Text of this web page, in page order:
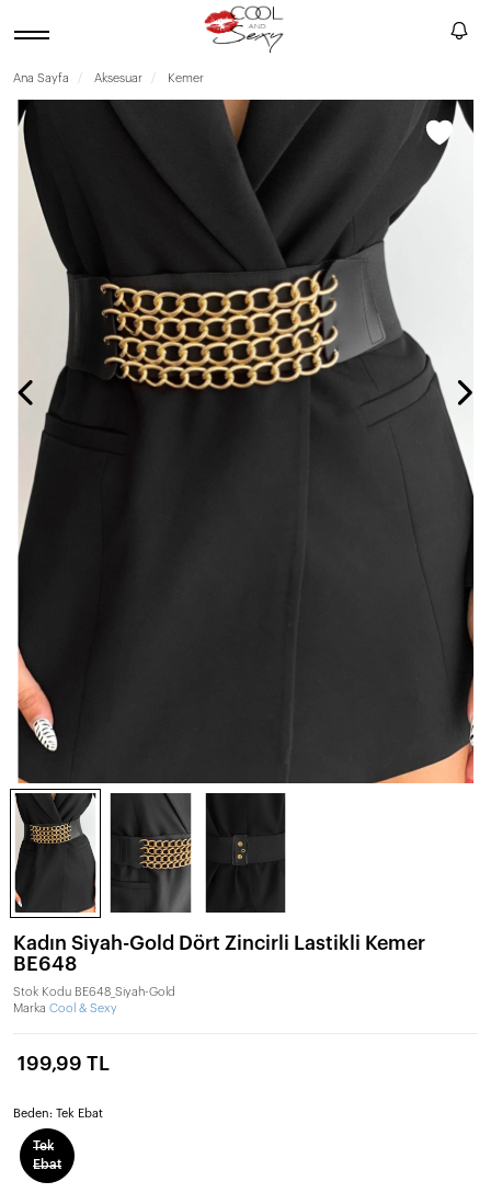
Ana Sayfa Aksesuar Kemer
Kadın Siyah-Gold Dört Zincirli Lastikli Kemer
BE648
Stok Kodu BE648_Siyah-Gold
Marka Cool & Sexy
199,99 TL
Beden: Tek Ebat
Tek
Ebat